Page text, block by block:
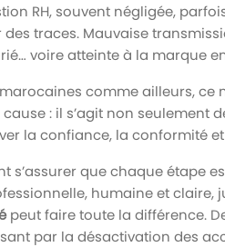
RH, souvent négligée,
traces. Mauvaise
voire atteinte à la marque
comme ailleurs,
cause : il s’agit non
la confiance, la conformité
s’assurer que chaque étape
humaine et claire,
peut faire toute la différence.
par la désactivation des